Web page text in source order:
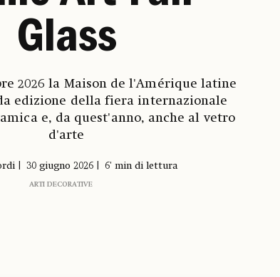
Glass
2026 la Maison de l'Amérique latine
edizione della fiera internazionale
e, da quest'anno, anche al vetro
d'arte
30 giugno 2026 6' min di lettura
ARTI DECORATIVE